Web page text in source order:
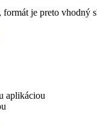
je preto vhodný
aplikáciou